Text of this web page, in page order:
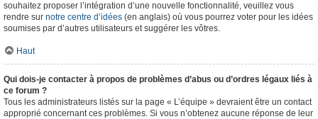
souhaitez proposer l’intégration d’une nouvelle fonctionnalité, veuillez vous
rendre sur notre centre d’idées (en anglais) où vous pourrez voter pour les idées
soumises par d’autres utilisateurs et suggérer les vôtres.
Haut
Qui dois-je contacter à propos de problèmes d’abus ou d’ordres légaux liés à
ce forum ?
Tous les administrateurs listés sur la page « L’équipe » devraient être un contact
approprié concernant ces problèmes. Si vous n’obtenez aucune réponse de leur